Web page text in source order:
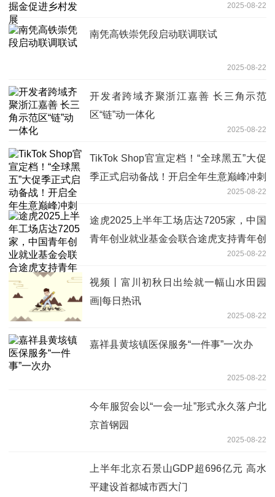
2025-08-22
南凭高铁崇凭段启动联调联试
2025-08-22
开发者跨域齐聚浙江嘉善 长三角示范
区“链”动一体化
2025-08-22
TikTok Shop官宣定档！“全球黑五”大促
季正式启动备战！开启全年生意巅峰冲刺
2025-08-22
途虎2025上半年工场店达7205家，中国
青年创业就业基金会联合途虎支持青年创
2025-08-22
视频丨富川初秋日出绘就一幅山水田园
画|每日热讯
2025-08-22
嘉祥县黄垓镇医保服务“一件事”一次办
2025-08-22
今年服贸会以“一会一址”形式永久落户北
京首钢园
2025-08-22
上半年北京石景山GDP超696亿元 高水
平建设首都城市西大门